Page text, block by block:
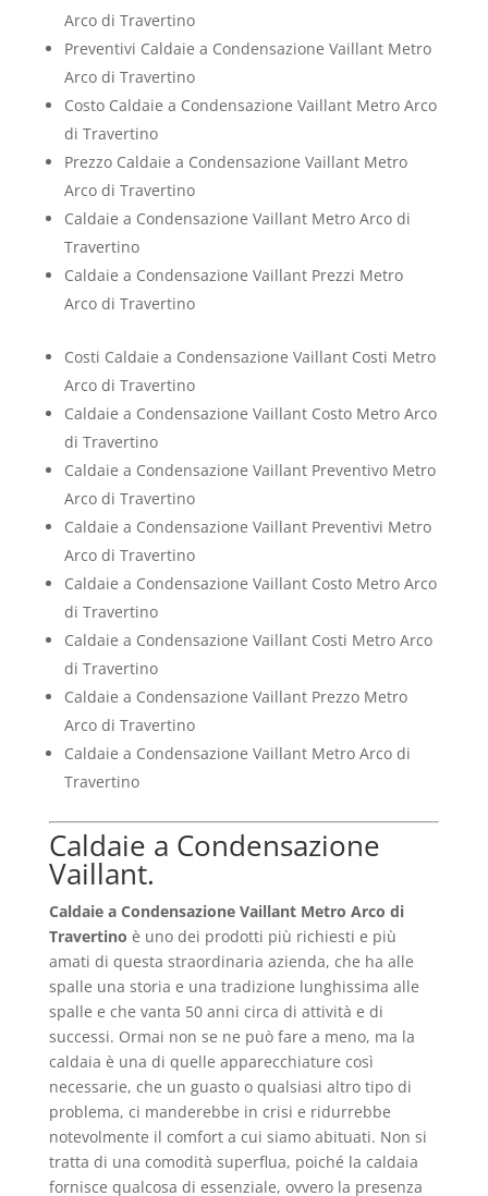
Arco di Travertino
Preventivi Caldaie a Condensazione Vaillant Metro
Arco di Travertino
Costo Caldaie a Condensazione Vaillant Metro Arco
di Travertino
Prezzo Caldaie a Condensazione Vaillant Metro
Arco di Travertino
Caldaie a Condensazione Vaillant Metro Arco di
Travertino
Caldaie a Condensazione Vaillant Prezzi Metro
Arco di Travertino
Costi Caldaie a Condensazione Vaillant Costi Metro
Arco di Travertino
Caldaie a Condensazione Vaillant Costo Metro Arco
di Travertino
Caldaie a Condensazione Vaillant Preventivo Metro
Arco di Travertino
Caldaie a Condensazione Vaillant Preventivi Metro
Arco di Travertino
Caldaie a Condensazione Vaillant Costo Metro Arco
di Travertino
Caldaie a Condensazione Vaillant Costi Metro Arco
di Travertino
Caldaie a Condensazione Vaillant Prezzo Metro
Arco di Travertino
Caldaie a Condensazione Vaillant Metro Arco di
Travertino
Caldaie a Condensazione
Vaillant.
Caldaie a Condensazione Vaillant Metro Arco di
Travertino è uno dei prodotti più richiesti e più
amati di questa straordinaria azienda, che ha alle
spalle una storia e una tradizione lunghissima alle
spalle e che vanta 50 anni circa di attività e di
successi. Ormai non se ne può fare a meno, ma la
caldaia è una di quelle apparecchiature così
necessarie, che un guasto o qualsiasi altro tipo di
problema, ci manderebbe in crisi e ridurrebbe
notevolmente il comfort a cui siamo abituati. Non si
tratta di una comodità superflua, poiché la caldaia
fornisce qualcosa di essenziale, ovvero la presenza